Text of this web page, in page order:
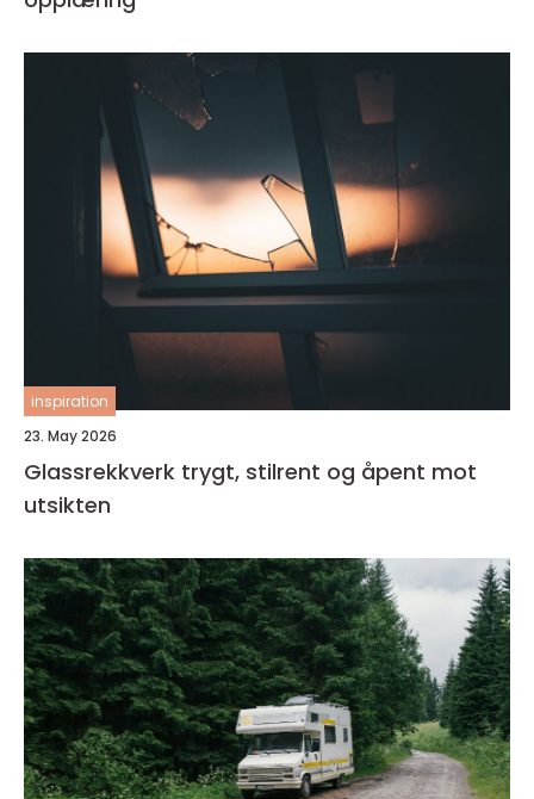
inspiration
23. May 2026
Glassrekkverk trygt, stilrent og åpent mot
utsikten